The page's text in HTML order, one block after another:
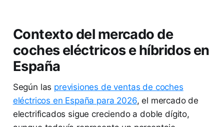
Contexto del mercado de
coches eléctricos e híbridos en
España
Según las previsiones de ventas de coches
eléctricos en España para 2026, el mercado de
electrificados sigue creciendo a doble dígito,